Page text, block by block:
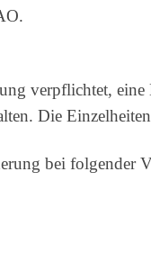
verpflichtet,
Die
bei folgender